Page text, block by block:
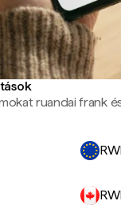
ruandai frank